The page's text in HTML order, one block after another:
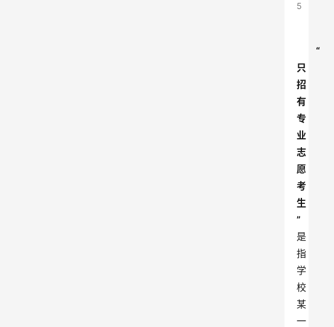
5
“
只
招
有
专
业
志
愿
考
生
”
是
指
学
校
某
一